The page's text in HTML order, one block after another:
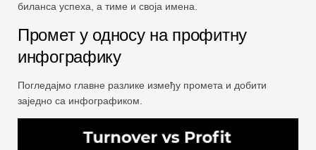
биланса успеха, а тиме и своја имена.
Промет у односу на профитну
инфографику
Погледајмо главне разлике између промета и добити
заједно са инфографиком.